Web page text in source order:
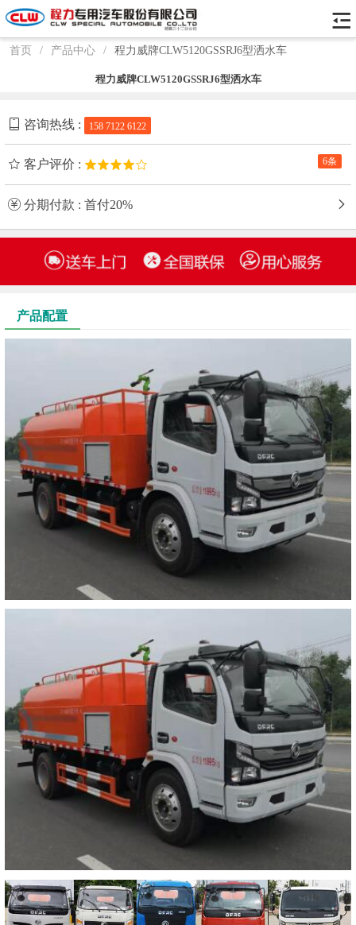
首页 / 产品中心 / 程力威牌CLW5120GSSRJ6型洒水车
程力威牌CLW5120GSSRJ6型洒水车
咨询热线 : 158 7122 6122
6条
客户评价 :
分期付款 : 首付20%
产品配置